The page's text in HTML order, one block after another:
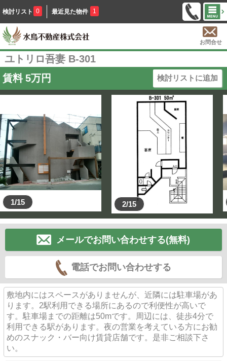
検討リスト 0 最近見た物件 1
お問合せ
ユトリロ吾妻 B-301
賃料 5万円 検討リストに追加
1/15 2/15
メールでお問い合わせする(無料)
電話でお問い合わせする
敷地内にはスペースがありませんが、近隣には駐車場があ
ります。2駅利用できる場所にあるので利便性が高いで
す。駐車場までの距離は50mです。周辺には、徒歩4分で
利用できる駅があります。夜の営業を考えている方にお勧
めのスナック・バー向け賃貸店舗です。是非ご相談下さ
い。